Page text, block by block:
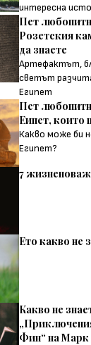
интересна
Пет
Розетския
да знаете
Артефактът,
светът
Египет
Пет
Еипет, които
Какво може би
Египет?
7
Ето какво не
Какво не
Фин“ на Марк